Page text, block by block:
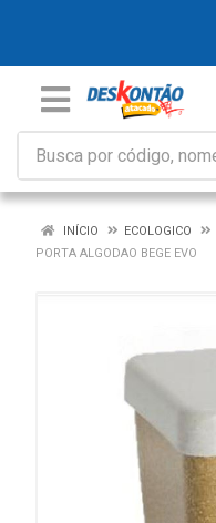
INÍCIO ECOLOGICO
PORTA ALGODAO BEGE EVO